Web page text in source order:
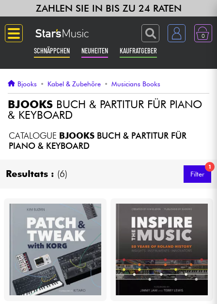
ZAHLEN SIE IN BIS ZU 24 RATEN
0
SCHNÄPPCHEN NEUHEITEN KAUFRATGEBER
Gitarre & Bass
Klaviere & Piano
Synths & samplers
Kopfhörer
Mikros
DJ
Bjooks • Kabel & Zubehöre • Musicians Books
BJOOKS BUCH & PARTITUR FÜR PIANO
& KEYBOARD
CATALOGUE BJOOKSBUCH & PARTITUR FÜR
PIANO & KEYBOARD
Resultats : (6)
1
Filter